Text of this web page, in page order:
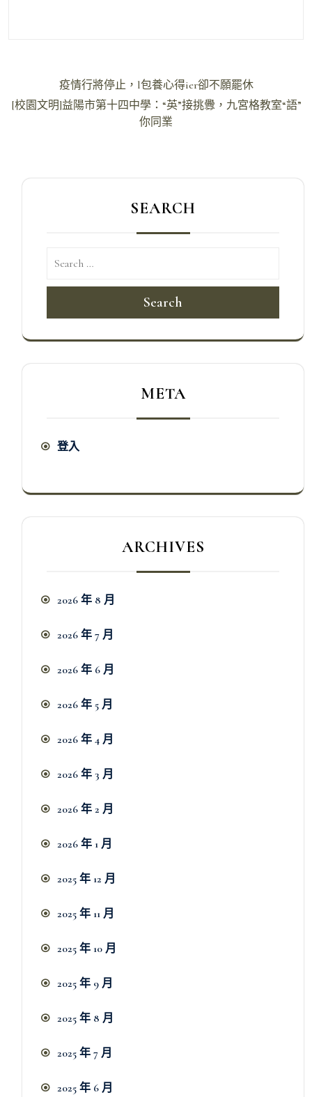
章
疫情行將停止，l包養心得ier卻不願罷休
[校園文明]益陽市第十四中學：“英”接挑釁，九宮格教室“語”
你同業
SEARCH
Search
META
登入
ARCHIVES
2026 年 8 月
2026 年 7 月
2026 年 6 月
2026 年 5 月
2026 年 4 月
2026 年 3 月
2026 年 2 月
2026 年 1 月
2025 年 12 月
2025 年 11 月
2025 年 10 月
2025 年 9 月
2025 年 8 月
2025 年 7 月
2025 年 6 月